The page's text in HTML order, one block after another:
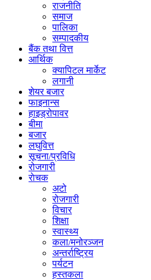
राजनीति
समाज
पालिका
सम्पादकीय
बैंक तथा वित्त
आर्थिक
क्यापिटल मार्केट
लगानी
शेयर बजार
फाइनान्स
हाइड्रोपावर
बीमा
बजार
लघुवित्त
सूचना/प्रविधि
रोजगारी
राेचक
अटो
रोजगारी
विचार
शिक्षा
स्वास्थ्य
कला/मनोरञ्जन
अन्तर्राष्ट्रिय
पर्यटन
हस्तकला